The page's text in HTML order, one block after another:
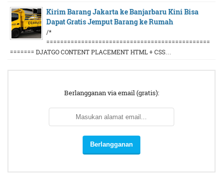
Kirim Barang Jakarta ke Banjarbaru Kini Bisa
Dapat Gratis Jemput Barang ke Rumah
/*
===============================================
======= DJATGO CONTENT PLACEMENT HTML + CSS…
Berlangganan via email (gratis):